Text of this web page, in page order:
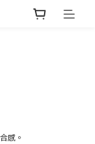
感。